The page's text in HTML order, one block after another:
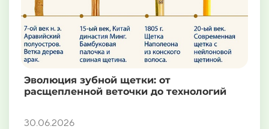
Эволюция зубной щетки: от
расщепленной веточки до технологий
30.06.2026